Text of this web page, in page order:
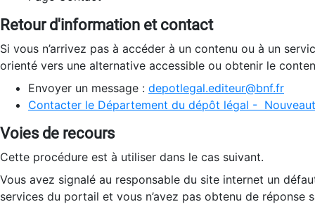
Retour d'information et contact
Si vous n’arrivez pas à accéder à un contenu ou à un
orienté vers une alternative accessible ou obtenir le
Envoyer un message : depotlegal.editeur@bnf.fr
Contacter le Département du dépôt légal -
Voies de recours
Cette procédure est à utiliser dans le cas suivant.
Vous avez signalé au responsable du site internet un
services du portail et vous n’avez pas obtenu de réponse